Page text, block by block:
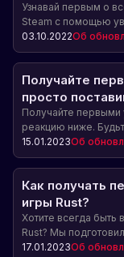
Узнавай первым о
Steam с помощью
чтобы подписаться
03.10.2022Об
Получайте
просто
Получайте первыми
реакцию ниже.
важные обновления
15.01.2023Об
Как получать
игры Rust?
Хотите всегда быть
Rust? Мы
получать
17.01.2023Об